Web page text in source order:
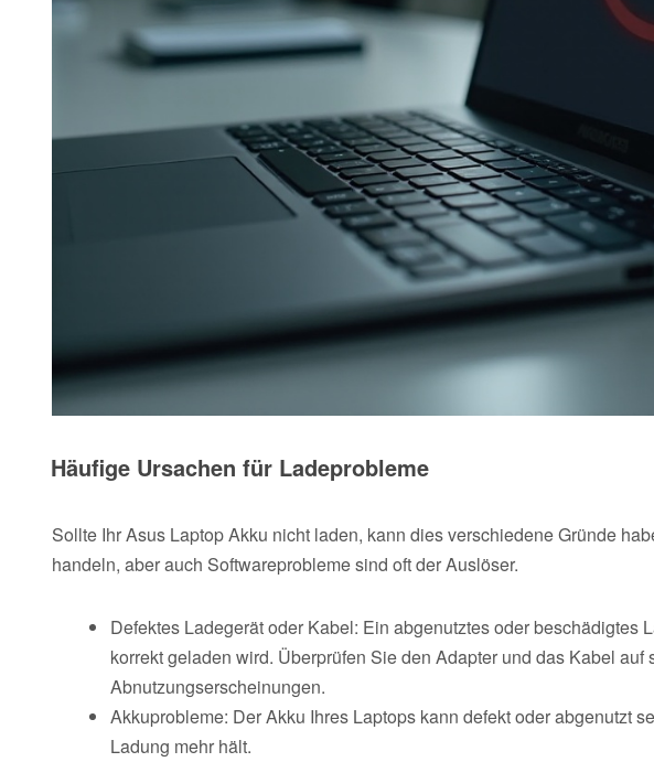
Häufige Ursachen für Ladeprobleme
Sollte Ihr Asus Laptop Akku nicht laden, kann dies verschiedene Gründe
handeln, aber auch Softwareprobleme sind oft der Auslöser.
Defektes Ladegerät oder Kabel: Ein abgenutztes oder beschädigtes
korrekt geladen wird. Überprüfen Sie den Adapter und das Kabel auf
Abnutzungserscheinungen.
Akkuprobleme: Der Akku Ihres Laptops kann defekt oder abgenutzt
Ladung mehr hält.